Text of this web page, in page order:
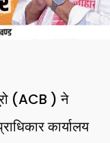
(ACB ) ने
कार्यालय